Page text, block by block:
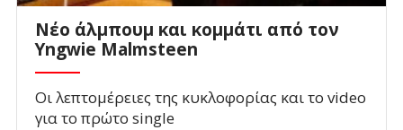
Νέο άλμπουμ και κομμάτι από τον
Yngwie Malmsteen
Οι λεπτομέρειες της κυκλοφορίας και το video
για το πρώτο single